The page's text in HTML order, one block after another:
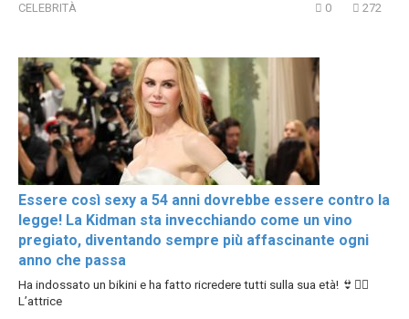
CELEBRITÀ 0 272
Essere così sexy a 54 anni dovrebbe essere contro la
legge! La Kidman sta invecchiando come un vino
pregiato, diventando sempre più affascinante ogni
anno che passa
Ha indossato un bikini e ha fatto ricredere tutti sulla sua età! 👙❤️‍🔥
L’attrice